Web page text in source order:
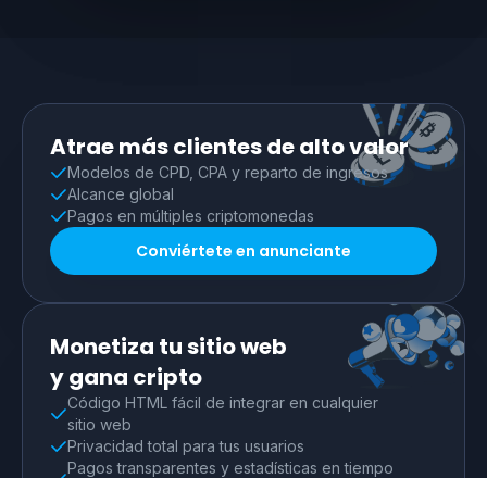
Atrae más clientes de alto valor
Modelos de CPD, CPA y reparto de ingresos
Alcance global
Pagos en múltiples criptomonedas
Conviértete en anunciante
Monetiza tu sitio web
y gana cripto
Código HTML fácil de integrar en cualquier
sitio web
Privacidad total para tus usuarios
Pagos transparentes y estadísticas en tiempo